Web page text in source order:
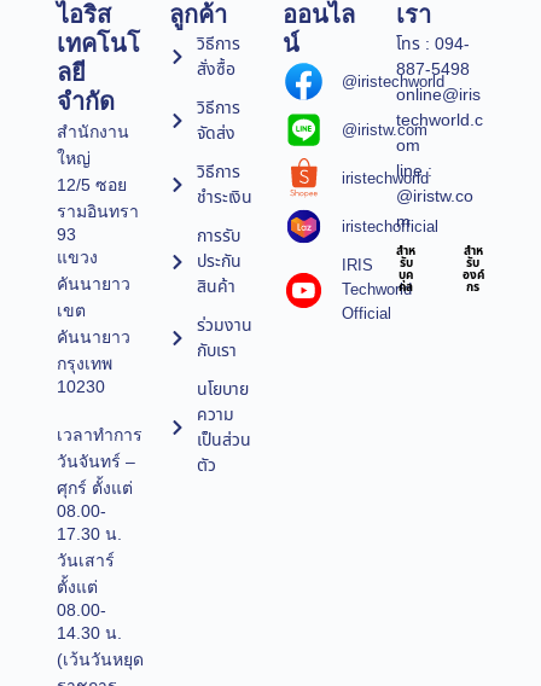
ไอริส
เทคโนโ
ลยี
จำกัด
สำนักงาน
ใหญ่
12/5 ซอย
รามอินทรา
93
แขวง
คันนายาว
เขต
คันนายาว
กรุงเทพ
10230
เวลาทำการ
วันจันทร์ –
ศุกร์ ตั้งแต่
08.00-
17.30 น.
วันเสาร์
ตั้งแต่
08.00-
14.30 น.
(เว้นวันหยุด
ลูกค้า
วิธีการ
สั่งซื้อ
วิธีการ
จัดส่ง
วิธีการ
ชำระเงิน
การรับ
ประกัน
สินค้า
ร่วมงาน
กับเรา
นโยบาย
ความ
เป็นส่วน
ตัว
ออนไล
น์
@iristechworld
@iristw.com
iristechworld
iristechofficial
IRIS
Techworld
Official
เรา
โทร : 094-
887-5498
online@iris
techworld.c
om
line :
@iristw.co
m
สำห
รับ
บุค
คล
สำห
รับ
องค์
กร